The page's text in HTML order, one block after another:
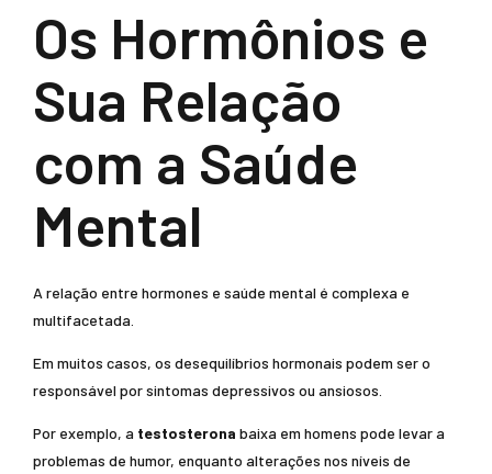
Os Hormônios e
Sua Relação
com a Saúde
Mental
A relação entre hormones e saúde mental é complexa e
multifacetada.
Em muitos casos, os desequilíbrios hormonais podem ser o
responsável por sintomas depressivos ou ansiosos.
Por exemplo, a testosterona baixa em homens pode levar a
problemas de humor, enquanto alterações nos níveis de